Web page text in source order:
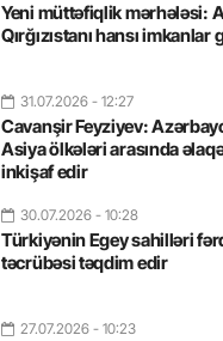
Yeni müttəfiqlik mərhələsi:
Qırğızıstanı hansı
31.07.2026 - 12:27
Cavanşir Feyziyev:
Asiya ölkələri arasında
inkişaf edir
30.07.2026 - 10:28
Türkiyənin Egey sahilləri
təcrübəsi təqdim edir
27.07.2026 - 10:23